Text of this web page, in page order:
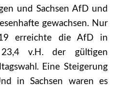
und Sachsen AfD und
gewachsen. Nur
erreichte die AfD in
23,4 v.H. der gültigen
Eine Steigerung
in Sachsen waren es